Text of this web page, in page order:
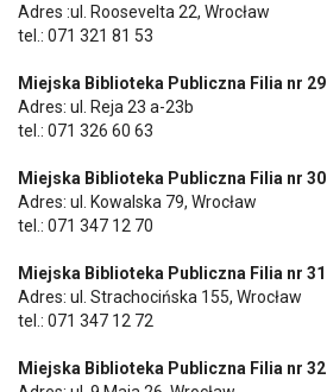
Adres :ul. Roosevelta 22, Wrocław
tel.: 071 321 81 53
Miejska Biblioteka Publiczna Filia nr 29
Adres: ul. Reja 23 a-23b
tel.: 071 326 60 63
Miejska Biblioteka Publiczna Filia nr 30
Adres: ul. Kowalska 79, Wrocław
tel.: 071 347 12 70
Miejska Biblioteka Publiczna Filia nr 31
Adres: ul. Strachocińska 155, Wrocław
tel.: 071 347 12 72
Miejska Biblioteka Publiczna Filia nr 32